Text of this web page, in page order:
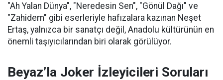
"Ah Yalan Dünya", "Neredesin Sen", "Gönül Dağı" ve
"Zahidem" gibi eserleriyle hafızalara kazınan Neşet
Ertaş, yalnızca bir sanatçı değil, Anadolu kültürünün en
önemli taşıyıcılarından biri olarak görülüyor.
Beyaz’la Joker İzleyicileri Soruları